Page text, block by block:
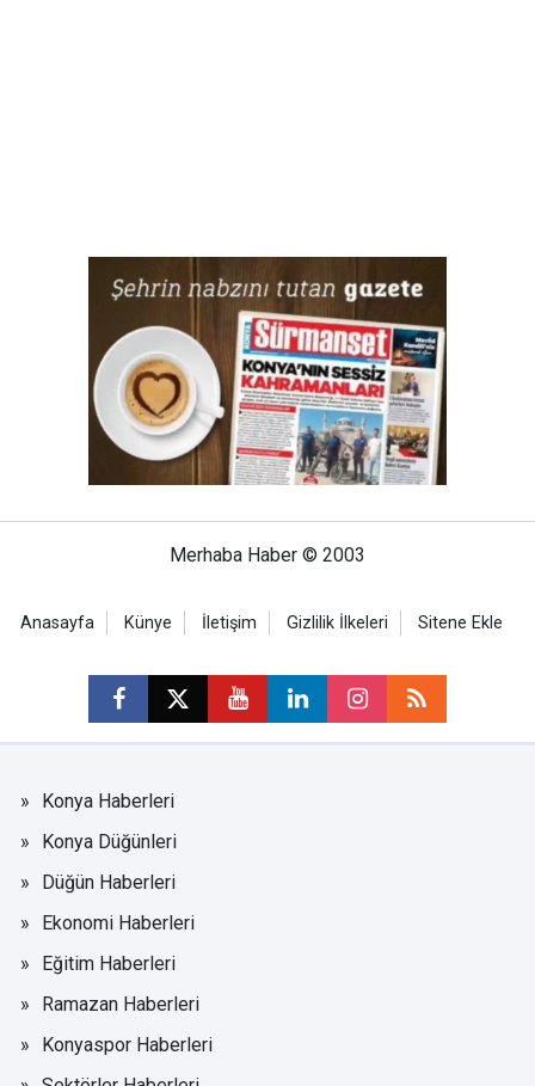
Merhaba Haber © 2003
Anasayfa Künye İletişim Gizlilik İlkeleri Sitene Ekle
Konya Haberleri
Konya Düğünleri
Düğün Haberleri
Ekonomi Haberleri
Eğitim Haberleri
Ramazan Haberleri
Konyaspor Haberleri